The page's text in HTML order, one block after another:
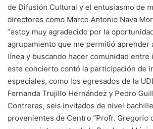
de Difusión Cultural y el entusiasmo de
directores como Marco Antonio Nava
“estoy muy agradecido por la
agrupamiento que me permitió aprender
línea y buscando hacer comunidad entre
este concierto contó la participación de
especiales, como los egresados de la
Fernanda Trujillo Hernández y Pedro
Contreras, seis invitados de nivel
provenientes de Centro “Profr. Gregorio